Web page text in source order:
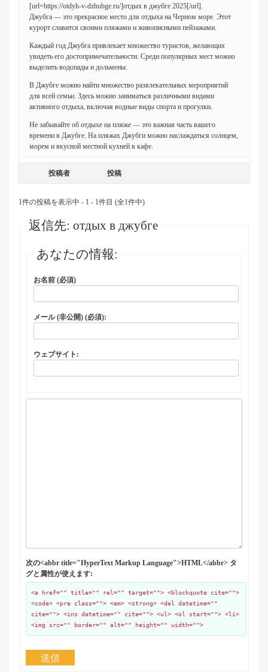
[url=https://otdyh-v-dzhubge.ru/]отдых в джубге 2025[/url].
Джубга — это прекрасное место для отдыха на Черном море. Этот
курорт славится своими пляжами и живописными пейзажами.
Каждый год Джубга привлекает множество туристов, желающих
увидеть его достопримечательности. Среди популярных мест можно
выделить водопады и дольмены.
В Джубге можно найти множество развлекательных мероприятий
для всей семьи. Здесь можно заниматься различными видами
активного отдыха, включая водные виды спорта и прогулки.
Не забывайте об отдыхе на пляже — это важная часть вашего
времени в Джубге. На пляжах Джубги можно наслаждаться солнцем,
морем и вкусной местной кухней в кафе.
投稿者 投稿
1件の投稿を表示中 - 1 - 1件目 (全1件中)
返信先: отдых в джубге
あなたの情報:
お名前 (必須)
メール (非公開) (必須):
ウェブサイト:
次の<abbr title="HyperText Markup Language">HTML</abbr> タ
グと属性が使えます:
<a href="" title="" rel="" target=""> <blockquote cite="">
<code> <pre class=""> <em> <strong> <del datetime=""
cite=""> <ins datetime="" cite=""> <ul> <ol start=""> <li>
<img src="" border="" alt="" height="" width="">
送信